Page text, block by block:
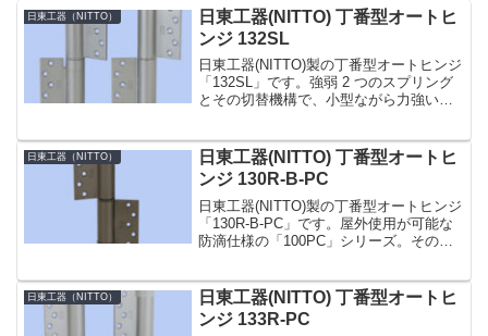
日東工器（NITTO）
日東工器(NITTO) 丁番型オートヒ
ンジ 132SL
日東工器(NITTO)製の丁番型オートヒンジ
「132SL」です。強弱 2 つのスプリング
とその切替機構で、小型ながら力強い閉
プしています。その中でも「132」型
は、...
日東工器（NITTO）
日東工器(NITTO) 丁番型オートヒ
ンジ 130R-B-PC
日東工器(NITTO)製の丁番型オートヒンジ
「130R-B-PC」です。屋外使用が可能な
防滴仕様の「100PC」シリーズ。その中
ローザー機能がない空丁番です。親子...
日東工器（NITTO）
日東工器(NITTO) 丁番型オートヒ
ンジ 133R-PC